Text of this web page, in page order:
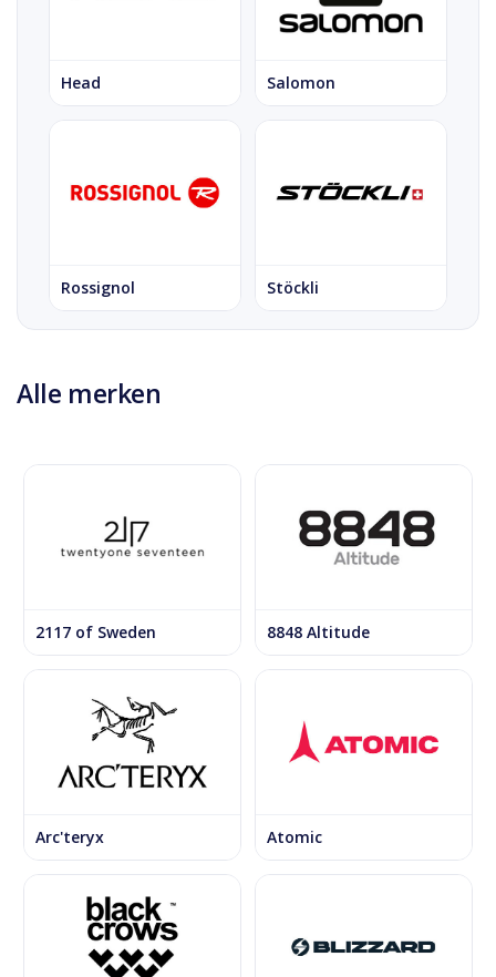
Head Salomon
Rossignol Stöckli
Alle merken
2117 of Sweden 8848 Altitude
Arc'teryx Atomic